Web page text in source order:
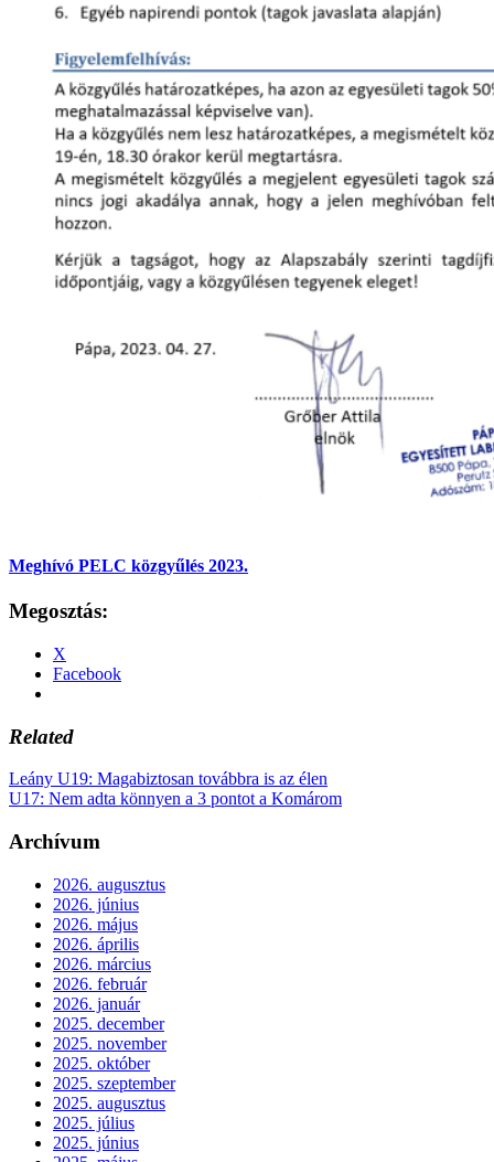
Meghívó PELC közgyűlés 2023.
Megosztás:
X
Facebook
Related
Leány U19: Magabiztosan továbbra is az élen
U17: Nem adta könnyen a 3 pontot a Komárom
Archívum
2026. augusztus
2026. június
2026. május
2026. április
2026. március
2026. február
2026. január
2025. december
2025. november
2025. október
2025. szeptember
2025. augusztus
2025. július
2025. június